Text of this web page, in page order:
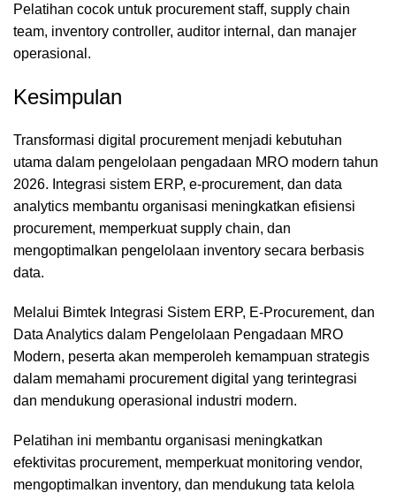
Pelatihan cocok untuk procurement staff, supply chain
team, inventory controller, auditor internal, dan manajer
operasional.
Kesimpulan
Transformasi digital procurement menjadi kebutuhan
utama dalam pengelolaan pengadaan MRO modern tahun
2026. Integrasi sistem ERP, e-procurement, dan data
analytics membantu organisasi meningkatkan efisiensi
procurement, memperkuat supply chain, dan
mengoptimalkan pengelolaan inventory secara berbasis
data.
Melalui Bimtek Integrasi Sistem ERP, E-Procurement, dan
Data Analytics dalam Pengelolaan Pengadaan MRO
Modern, peserta akan memperoleh kemampuan strategis
dalam memahami procurement digital yang terintegrasi
dan mendukung operasional industri modern.
Pelatihan ini membantu organisasi meningkatkan
efektivitas procurement, memperkuat monitoring vendor,
mengoptimalkan inventory, dan mendukung tata kelola